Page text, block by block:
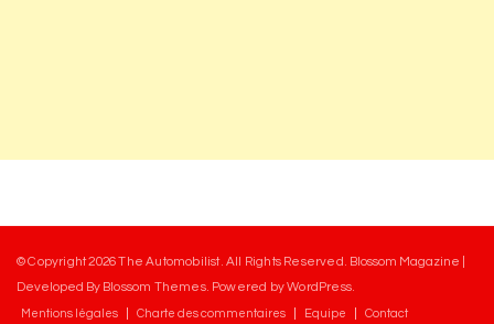
© Copyright 2026The Automobilist. All Rights Reserved. Blossom Magazine |
Developed By Blossom Themes. Powered byWordPress
Mentions légales Charte des commentaires Equipe Contact